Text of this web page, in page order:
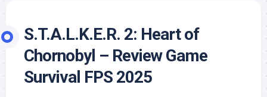
S.T.A.L.K.E.R. 2: Heart of
Chornobyl – Review Game
Survival FPS 2025